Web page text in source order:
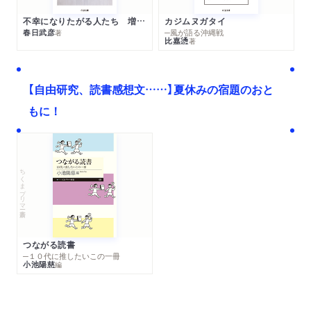
不幸になりたがる人たち 増補新版
春日武彦著
カジムヌガタイ
─風が語る沖縄戦
比嘉慂著
【自由研究、読書感想文……】夏休みの宿題のおと
もに！
ちくまプリマー新書
つながる読書
─１０代に推したいこの一冊
小池陽慈編